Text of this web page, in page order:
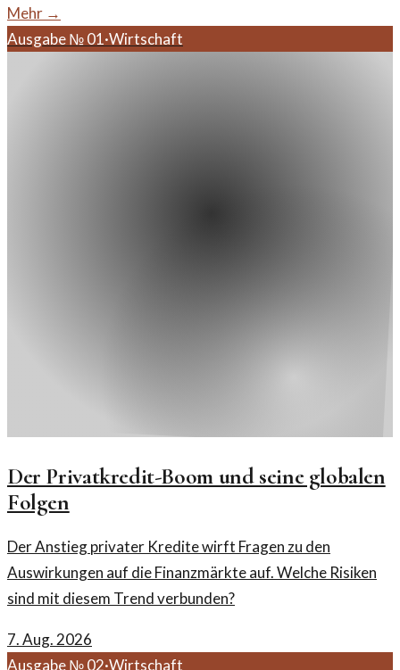
Mehr →
Ausgabe №01·Wirtschaft
Der Privatkredit-Boom und seine globalen
Folgen
Der Anstieg privater Kredite wirft Fragen zu den
Auswirkungen auf die Finanzmärkte auf. Welche Risiken
sind mit diesem Trend verbunden?
7. Aug. 2026
Ausgabe №02·Wirtschaft